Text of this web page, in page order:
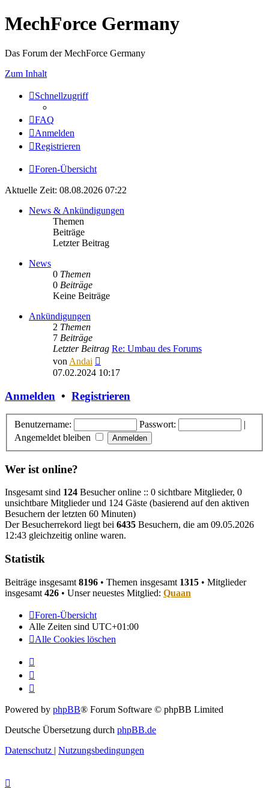
MechForce Germany
Das Forum der MechForce Germany
Zum Inhalt
Schnellzugriff
FAQ
Anmelden
Registrieren
Foren-Übersicht
Aktuelle Zeit: 08.08.2026 07:22
News & Ankündigungen
Themen
Beiträge
Letzter Beitrag
News
0 Themen
0 Beiträge
Keine Beiträge
Ankündigungen
2 Themen
7 Beiträge
Letzter Beitrag Re: Umbau des Forums
von Andai
Beitrag
07.02.2024 10:17
Anmelden • Registrieren
Benutzername: Passwort:
|
Angemeldet bleiben
Wer ist online?
Insgesamt sind 124 Besucher online :: 0 sichtbare Mitglieder, 0
unsichtbare Mitglieder und 124 Gäste (basierend auf den aktiven
Besuchern der letzten 60 Minuten)
Der Besucherrekord liegt bei 6435 Besuchern, die am 09.05.2026
12:43 gleichzeitig online waren.
Statistik
Beiträge insgesamt 8196 • Themen insgesamt 1315 • Mitglieder
insgesamt 426 • Unser neuestes Mitglied: Quaan
Foren-Übersicht
Alle Zeiten sind UTC+01:00
Alle Cookies löschen
Powered by phpBB® Forum Software © phpBB Limited
Deutsche Übersetzung durch phpBB.de
Datenschutz | Nutzungsbedingungen